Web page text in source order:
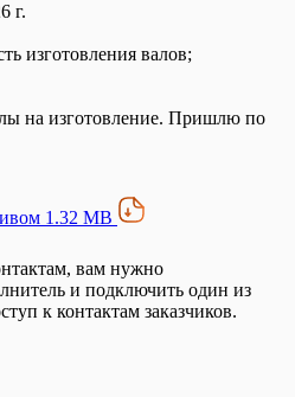
г.
изготовления валов;
на изготовление. Пришлю по
1.32 MB
вам нужно
и подключить один из
к контактам заказчиков.